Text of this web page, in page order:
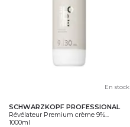
En stock
SCHWARZKOPF PROFESSIONAL
Révélateur Premium crème 9%...
1000ml